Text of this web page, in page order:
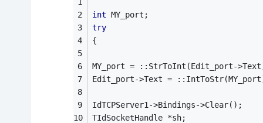
int MY_port;
try
{
MY_port = ::StrToInt(Edit_port-
Edit_port->Text =
IdTCPServer1->Bindings->Clear();
TIdSocketHandle *sh;